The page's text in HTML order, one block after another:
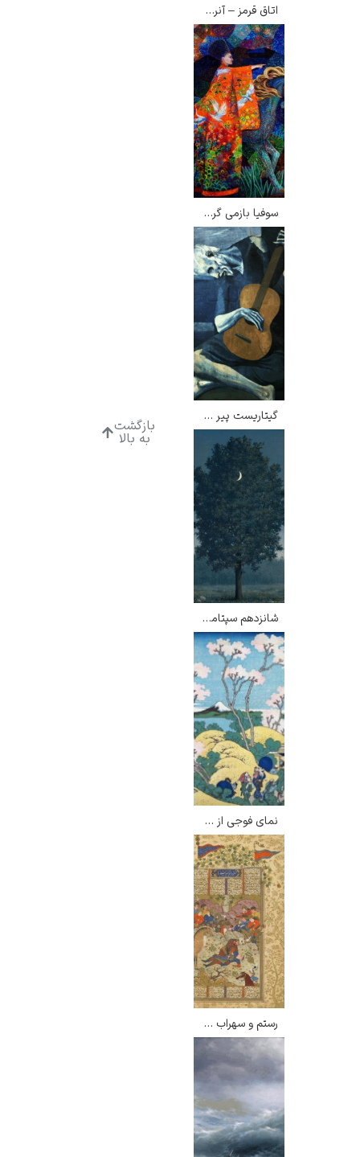
اتاق قرمز – آنری ماتیس
سوفیا بازمی گردد – آیریس اسکات
گیتاریست پیر – پابلو پیکاسو
شانزدهم سپتامبر – رنه ماگریت
نمای فوجی از گوتنیاما – کاتسوشیکا هوکوسائی
رستم و سهراب – هنرمندان دوره صفویه
بازگشت
به بالا